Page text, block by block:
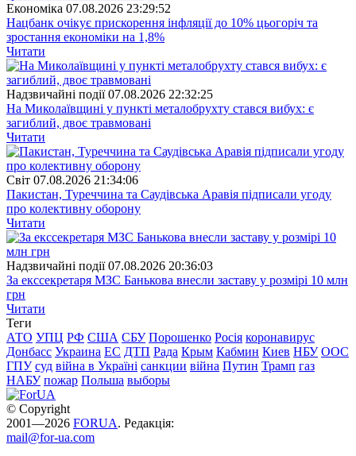
Економіка 07.08.2026 23:29:52
Нацбанк очікує прискорення інфляції до 10% цьогоріч та
зростання економіки на 1,8%
Читати
Надзвичайні події 07.08.2026 22:32:25
На Миколаївщині у пункті металобрухту стався вибух: є
загиблий, двоє травмовані
Читати
Свiт 07.08.2026 21:34:06
Пакистан, Туреччина та Саудівська Аравія підписали угоду
про колективну оборону
Читати
Надзвичайні події 07.08.2026 20:36:03
За екссекретаря МЗС Банькова внесли заставу у розмірі 10 млн
грн
Читати
Теги
АТО УПЦ РФ США СБУ Порошенко Росія коронавирус
Донбасс Украина ЕС ДТП Рада Крым Кабмин Киев НБУ ООС
ГПУ суд війна в Україні санкции війна Путин Трамп газ
НАБУ пожар Польша выборы
© Copyright
2001—2026 FORUA. Редакція:
mail@for-ua.com